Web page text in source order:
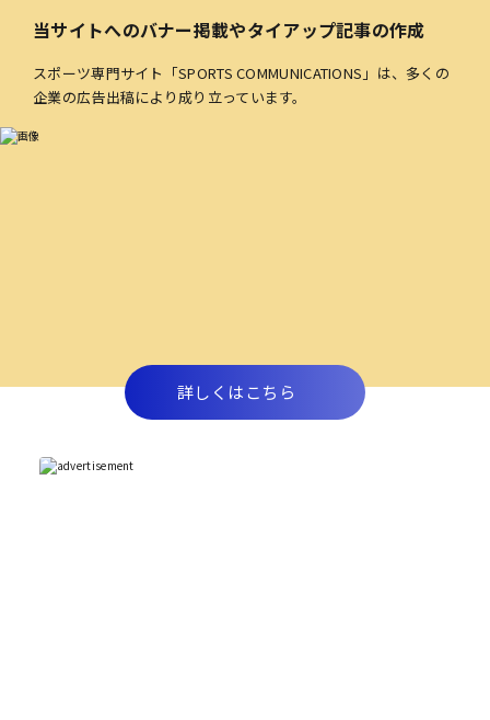
当サイトへのバナー掲載やタイアップ記事の作成
スポーツ専門サイト「SPORTS COMMUNICATIONS」は、多くの
企業の広告出稿により成り立っています。
詳しくはこちら